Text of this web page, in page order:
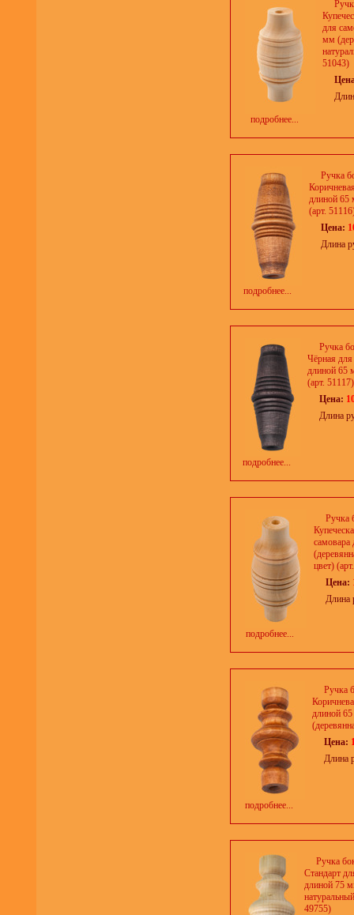
подробнее...
для
мм
51043)
подробнее...
Ручка
длиной 65
(арт.
Цена:
Длина
подробнее...
Ручка
Чёрная для
длиной 65
(арт. 51117)
Цена:
Длина
подробнее...
Ручка
цвет)
Цена:
Длина
подробнее...
Ручка
длиной
Цена:
Длина
Ручка
Стандарт
длиной 75
49755)